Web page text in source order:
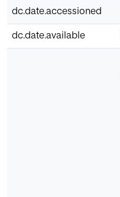
dc.date.accessioned
dc.date.available